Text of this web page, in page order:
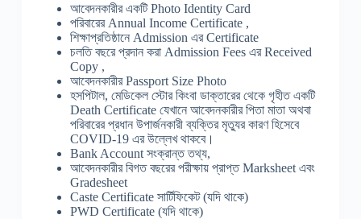
আবেদনকারীর একটি Photo Identity Card
পরিবারের Annual Income Certificate ,
শিক্ষাপ্রতিষ্ঠানে Admission এর Certificate
চলতি বছরে প্রদান করা Admission Fees এর Received
Copy ,
আবেদনকারীর Passport Size Photo
হসপিটাল, মেডিকেল স্টোর কিংবা ডাক্তারের থেকে গৃহীত একটি
Death Certificate যেখানে আবেদনকারীর পিতা মাতা অথবা
পরিবারের প্রধান উপার্জনকারী ব্যক্তির মৃত্যুর কারণ হিসেবে
COVID-19 এর উল্লেখ থাকবে।
Bank Account সংক্রান্ত তথ্য,
আবেদনকারীর বিগত বছরের পরীক্ষায় প্রাপ্ত Marksheet এবং
Gradesheet
Caste Certificate সার্টিফিকেট (যদি থাকে)
PWD Certificate (যদি থাকে)